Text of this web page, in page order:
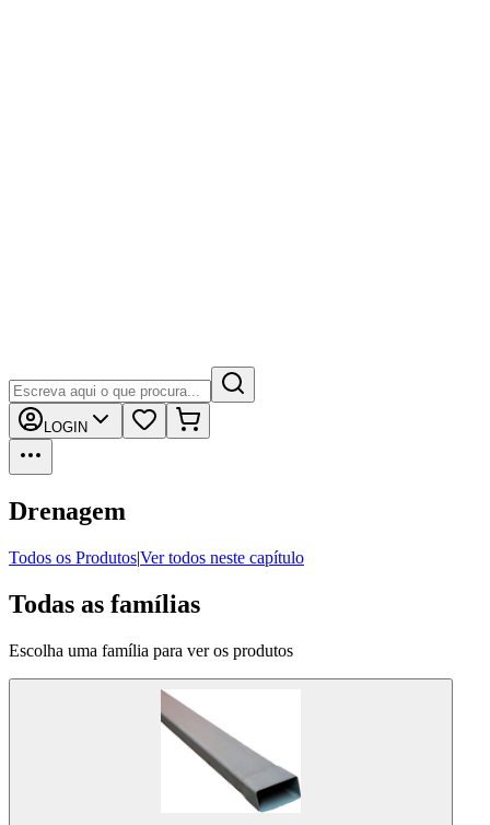
LOGIN
Drenagem
Todos os Produtos|Ver todos neste capítulo
Todas as famílias
Escolha uma família para ver os produtos